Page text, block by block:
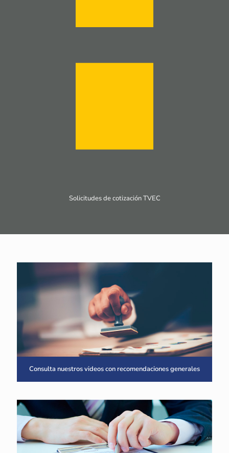
Solicitudes de cotización TVEC
Consulta nuestros videos con recomendaciones generales